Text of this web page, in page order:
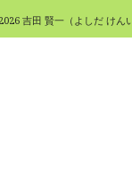
吉田 賢一（よしだ けん